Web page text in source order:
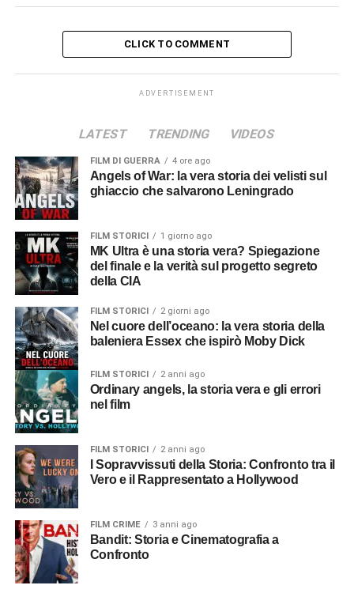
CLICK TO COMMENT
ADVERTISEMENT
LATEST TRENDING VIDEOS
FILM DI GUERRA 4 ore ago
Angels of War: la vera storia dei velisti sul
ghiaccio che salvarono Leningrado
FILM STORICI 1 giorno ago
MK Ultra è una storia vera? Spiegazione
del finale e la verità sul progetto segreto
della CIA
FILM STORICI 2 giorni ago
Nel cuore dell’oceano: la vera storia della
baleniera Essex che ispirò Moby Dick
FILM STORICI 2 anni ago
Ordinary angels, la storia vera e gli errori
nel film
FILM STORICI 2 anni ago
Vero e il Rappresentato a Hollywood
FILM CRIME 3 anni ago
Bandit: Storia e Cinematografia a
Confronto